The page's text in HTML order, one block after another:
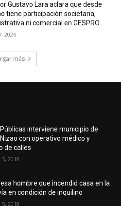
Gustavo Lara aclara que desde
tiene participación societaria,
ni comercial en GESPRO
2026
más
interviene municipio de
Nizao con operativo médico y
de calles
2018
hombre que incendió casa en la
en condición de inquilino
2018